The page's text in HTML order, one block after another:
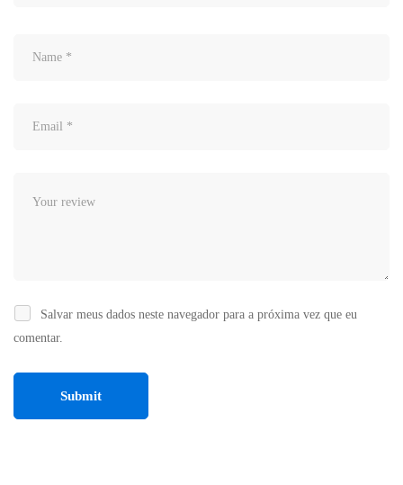
Salvar meus dados neste navegador para a próxima vez que eu
comentar.